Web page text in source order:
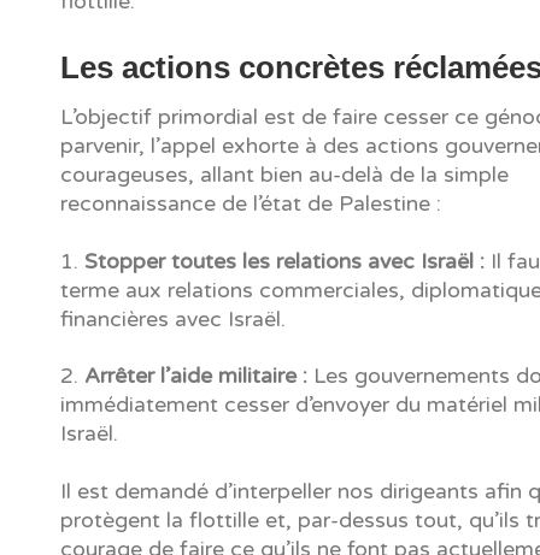
Les actions concrètes
L’objectif primordial est de faire cesser ce
parvenir, l’appel exhorte à des actions
courageuses, allant bien au-delà de la simple
reconnaissance de l’état de Palestine :
1. Stopper toutes les relations avec Israël : Il
terme aux relations commerciales,
financières avec Israël.
2. Arrêter l’aide militaire : Les gouvernements
immédiatement cesser d’envoyer du matériel
Israël.
Il est demandé d’interpeller nos dirigeants afin
protègent la flottille et, par-dessus tout, qu’ils